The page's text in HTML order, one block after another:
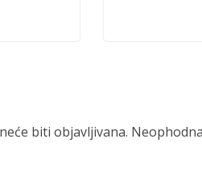
biti objavljivana.